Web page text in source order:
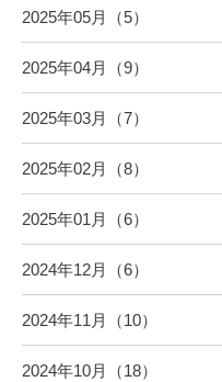
2025年05月（5）
2025年04月（9）
2025年03月（7）
2025年02月（8）
2025年01月（6）
2024年12月（6）
2024年11月（10）
2024年10月（18）